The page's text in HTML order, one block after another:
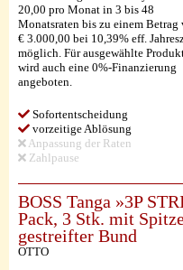
20,00 pro Monat in 3 bis 48
Monatsraten bis zu einem Betrag
€ 3.000,00 bei 10,39% eff.
möglich. Für ausgewählte
wird auch eine 0%-Finanzierung
angeboten.
Sofortentscheidung
vorzeitige Ablösung
Anpassung der Raten
Zahlpause
BOSS Tanga »3P
Pack, 3 Stk. mit
gestreifter Bund
OTTO